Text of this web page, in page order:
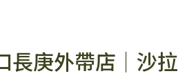
長庚外帶店｜沙拉